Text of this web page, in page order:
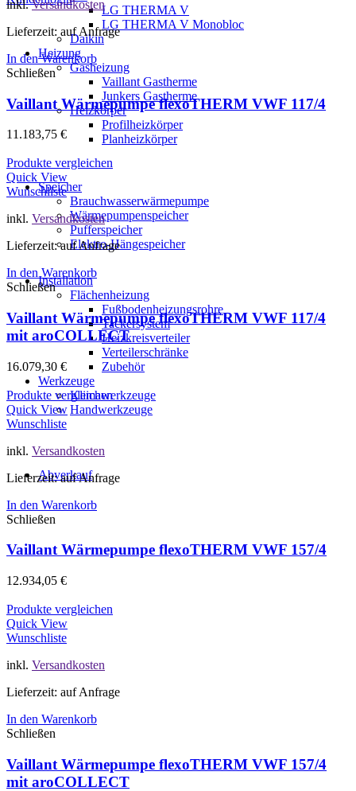
LG THERMA V
LG THERMA V Monobloc
Daikin
Heizung
Gasheizung
Vaillant Gastherme
Junkers Gastherme
Heizkörper
Profilheizkörper
Planheizkörper
Speicher
Brauchwasserwärmepumpe
Wärmepumpenspeicher
Pufferspeicher
Elektro-Hängespeicher
Installation
Flächenheizung
Fußbodenheizungsrohre
Tackersystem
Heizkreisverteiler
Verteilerschränke
Zubehör
Werkzeuge
Klimawerkzeuge
Handwerkzeuge
Abverkauf
inkl.Versandkosten
Lieferzeit: auf Anfrage
In den Warenkorb
Schließen
Vaillant Wärmepumpe flexoTHERM VWF 117/4
11.183,75 €
Produkte vergleichen
Quick View
Wunschliste
inkl. Versandkosten
Lieferzeit: auf Anfrage
In den Warenkorb
Schließen
Vaillant Wärmepumpe flexoTHERM VWF 117/4
mit aroCOLLECT
16.079,30 €
Produkte vergleichen
Quick View
Wunschliste
inkl. Versandkosten
Lieferzeit: auf Anfrage
In den Warenkorb
Schließen
Vaillant Wärmepumpe flexoTHERM VWF 157/4
12.934,05 €
Produkte vergleichen
Quick View
Wunschliste
inkl. Versandkosten
Lieferzeit: auf Anfrage
In den Warenkorb
Schließen
Vaillant Wärmepumpe flexoTHERM VWF 157/4
mit aroCOLLECT